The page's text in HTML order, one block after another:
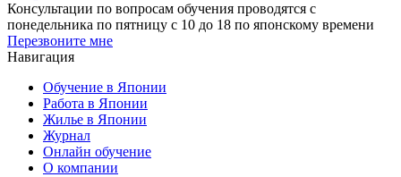
Консультации по вопросам обучения проводятся с
понедельника по пятницу с 10 до 18 по японскому времени
Перезвоните мне
Навигация
Обучение в Японии
Работа в Японии
Жилье в Японии
Журнал
Онлайн обучение
О компании